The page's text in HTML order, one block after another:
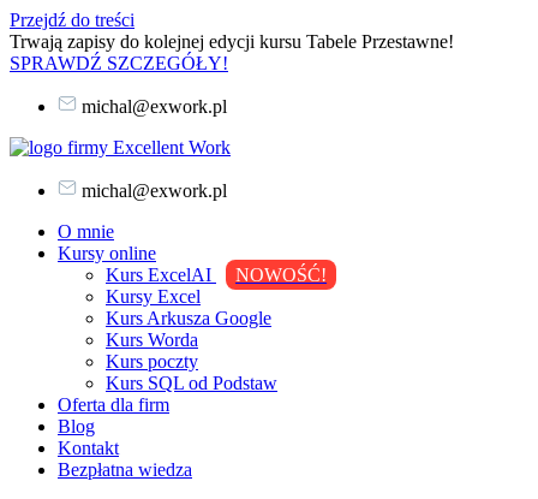
Przejdź do treści
Trwają zapisy do kolejnej edycji kursu Tabele Przestawne!
SPRAWDŹ SZCZEGÓŁY!
michal@exwork.pl
michal@exwork.pl
O mnie
Kursy online
Kurs ExcelAI
NOWOŚĆ!
Kursy Excel
Kurs Arkusza Google
Kurs Worda
Kurs poczty
Kurs SQL od Podstaw
Oferta dla firm
Blog
Kontakt
Bezpłatna wiedza